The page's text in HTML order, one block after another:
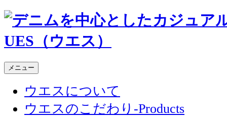
メニュー
ウエスについて
ウエスのこだわり-Products